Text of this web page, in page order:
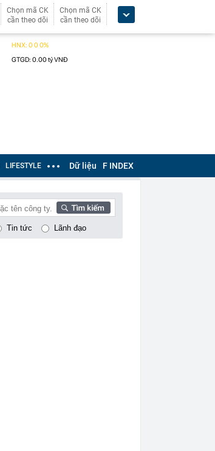
Chọn mã CK
cần theo dõi
Chọn mã CK
cần theo dõi
LIFESTYLE Dữ liệu F INDEX
Tin tức Lãnh đạo